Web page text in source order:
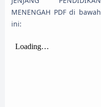
MENENGAH PDF di bawah
ini: